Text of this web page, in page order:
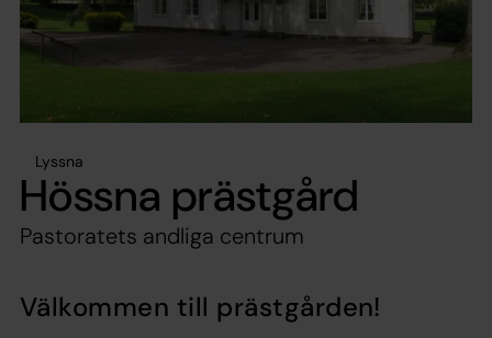
Lyssna
Hössna prästgård
Pastoratets andliga centrum
Välkommen till prästgården!